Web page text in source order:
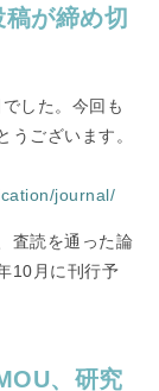
が締め切
した。今回も
うございます。
journal/
査読を通った論
10月に刊行予
、研究